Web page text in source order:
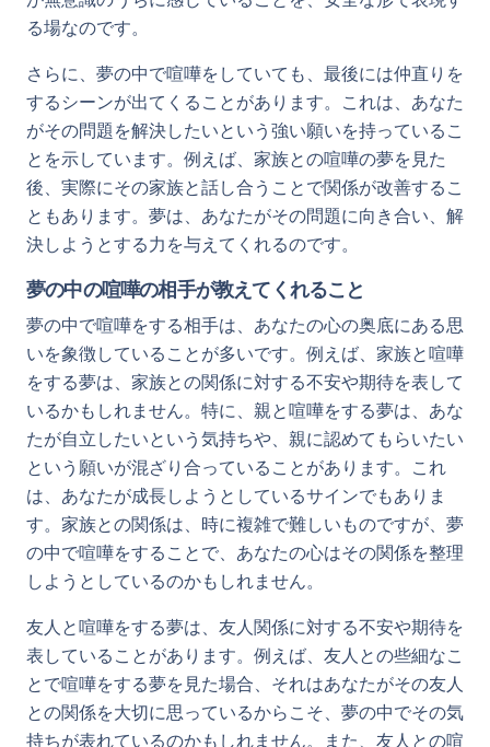
る場なのです。
さらに、夢の中で喧嘩をしていても、最後には仲直りを
するシーンが出てくることがあります。これは、あなた
がその問題を解決したいという強い願いを持っているこ
とを示しています。例えば、家族との喧嘩の夢を見た
後、実際にその家族と話し合うことで関係が改善するこ
ともあります。夢は、あなたがその問題に向き合い、解
決しようとする力を与えてくれるのです。
夢の中の喧嘩の相手が教えてくれること
夢の中で喧嘩をする相手は、あなたの心の奥底にある思
いを象徴していることが多いです。例えば、家族と喧嘩
をする夢は、家族との関係に対する不安や期待を表して
いるかもしれません。特に、親と喧嘩をする夢は、あな
たが自立したいという気持ちや、親に認めてもらいたい
という願いが混ざり合っていることがあります。これ
は、あなたが成長しようとしているサインでもありま
す。家族との関係は、時に複雑で難しいものですが、夢
の中で喧嘩をすることで、あなたの心はその関係を整理
しようとしているのかもしれません。
友人と喧嘩をする夢は、友人関係に対する不安や期待を
表していることがあります。例えば、友人との些細なこ
とで喧嘩をする夢を見た場合、それはあなたがその友人
との関係を大切に思っているからこそ、夢の中でその気
持ちが表れているのかもしれません。また、友人との喧